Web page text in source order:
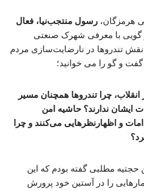
هرمزگان، رسول منتجب‌نیا، فعال
گویی با معرفی شهرک صنعتی
نقش تندروها در نارضایت‌سازی مردم
و گو را می خوانید؛
چرا تندروها همچنان مسیر
ایشان ندارند؟ حاشیه امن
و اظهارنظرهایی می‌کنند و چرا
حجتیه مطلبی گفته بودم که این
مارهایی را در آستین خود پرورش